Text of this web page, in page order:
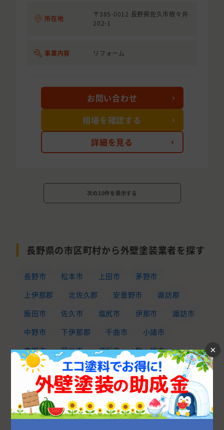
所在地
〒385-0012 長野県佐久市根々井
202-1
事業内容 リフォーム
詳細を見る
お問い合わせ
相場を確認する
次の10件を表示する
長野県の市区町村から外壁塗装業者を探す
長野市 松本市 上田市
茅野市
上伊那郡
北佐久郡 安曇野市
諏訪郡
飯田市
佐久市 塩尻市 伊那市
諏訪市
中野市
下伊那郡 千曲市
小諸市
東御市
岡谷市 須坂市
駒ヶ根市
北安曇郡
大町市 上水内郡
東筑摩郡
埴科郡
飯山市 上高井郡
小県郡
木曽郡
南佐久郡 下高井郡 下水内郡
×